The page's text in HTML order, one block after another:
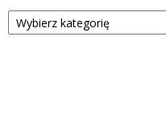
Kategorie